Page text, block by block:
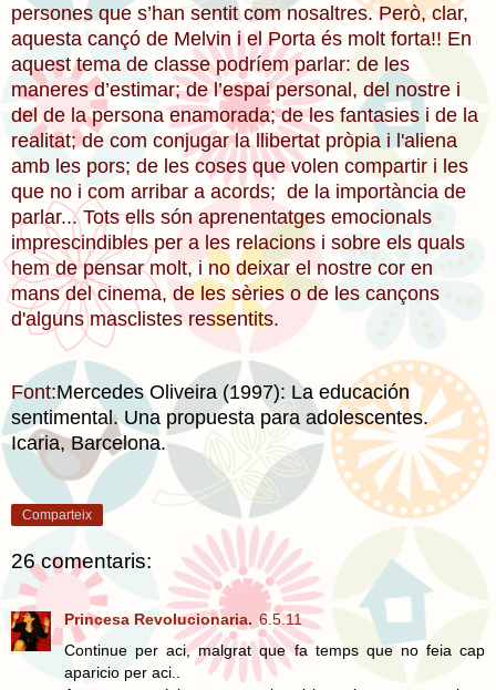
persones que s’han sentit com nosaltres. Però, clar,
aquesta cançó de Melvin i el Porta és molt forta!! En
aquest tema de classe podríem parlar: de les
maneres d’estimar; de l’espai personal, del nostre i
del de la persona enamorada; de les fantasies i de la
realitat; de com conjugar la llibertat pròpia i l'aliena
amb les pors; de les coses que volen compartir i les
que no i com arribar a acords; de la importància de
parlar... Tots ells són aprenentatges emocionals
imprescindibles per a les relacions i sobre els quals
hem de pensar molt, i no deixar el nostre cor en
mans del cinema, de les sèries o de les cançons
d'alguns masclistes ressentits.
Font:Mercedes Oliveira (1997): La educación
sentimental. Una propuesta para adolescentes.
Icaria, Barcelona.
Comparteix
26 comentaris:
Princesa Revolucionaria. 6.5.11
Continue per aci, malgrat que fa temps que no feia cap
aparicio per aci..